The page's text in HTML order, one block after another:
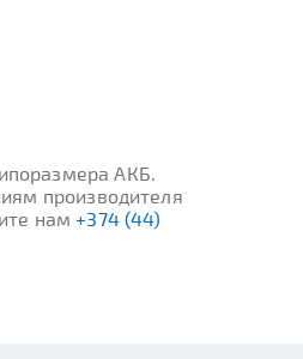
АКБ.
производителя
нам+374 (44)